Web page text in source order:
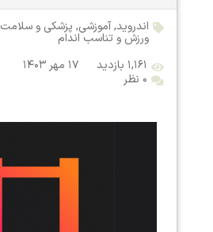
اندروید,آموزشی, پزشکی و سلامت
ورزش و تناسب اندام
۱,۱۶۱ بازدید
۱۷ مهر ۱۴۰۳
۰ نظر